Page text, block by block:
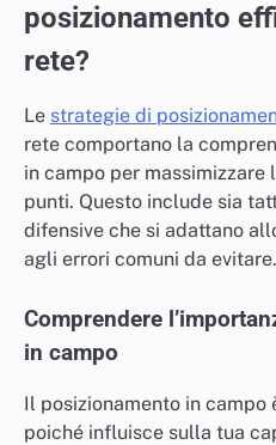
posizionamento
rete?
Le strategie di
rete comportano la
in campo per
punti. Questo include sia
difensive che si adattano
agli errori comuni da evitare.
Comprendere
in campo
Il posizionamento in
poiché influisce sulla tua